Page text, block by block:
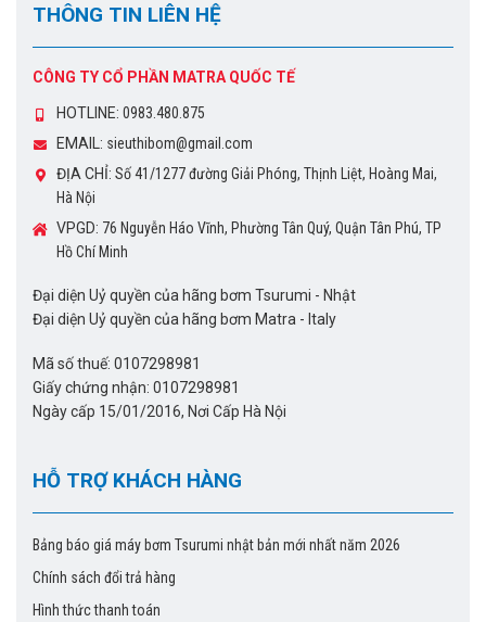
Hình ảnhbơm chìm hố móng Tsurumi LH422
Hãy liên hệ để biết thêm chi tiết và được tư vấn
bơm chìm nước thải Tsurumi
CÔNG TY CỔ PHẦN MATRA QUỐC TẾ
Đại diện Uỷ quyền của hãng bơm Tsurumi – Nhật
Mobile: 0983.480.875
Email: sieuthibom@gmail.com
Địa chỉ: Số 41/1277 đường Giải Phóng, Thịnh Liệt,
Hoàng Mai, Hà Nội
tư vấn và hỗ trợ kỹ thuật cho qúy khách hàng vào bất
cứ thời điểm nào trong ngày.
Chúng tôi cam kết đem đến cho quý khách những sản
phẩm tốt, chất lượng phục vụ và bảo hành sản phẩm
hàng đầu.
THÔNG TIN LIÊN HỆ
CÔNG TY CỔ PHẦN MATRA QUỐC TẾ
HOTLINE: 0983.480.875
EMAIL: sieuthibom@gmail.com
ĐỊA CHỈ: Số 41/1277 đường Giải Phóng, Thịnh Liệt, Hoàng Mai,
Hà Nội
VPGD: 76 Nguyễn Háo Vĩnh, Phường Tân Quý, Quận Tân Phú, TP
Hồ Chí Minh
Đại diện Uỷ quyền của hãng bơm Tsurumi - Nhật
Đại diện Uỷ quyền của hãng bơm Matra - Italy
Mã số thuế: 0107298981
Giấy chứng nhận: 0107298981
Ngày cấp 15/01/2016, Nơi Cấp Hà Nội
HỖ TRỢ KHÁCH HÀNG
Bảng báo giá máy bơm Tsurumi nhật bản mới nhất năm 2026
Chính sách đổi trả hàng
Hình thức thanh toán